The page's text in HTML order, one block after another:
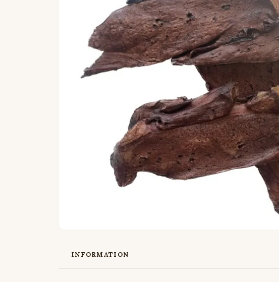
INFORMATION